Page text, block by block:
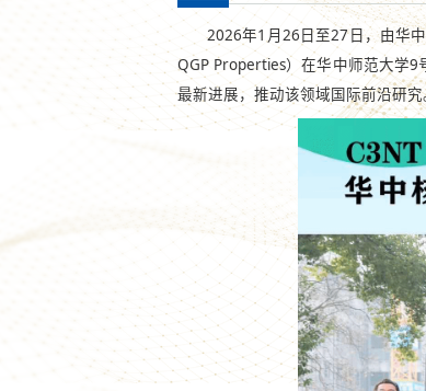
2026年1月26日至27日，由华
QGP Properties）在华中师范大学
最新进展，推动该领域国际前沿研究